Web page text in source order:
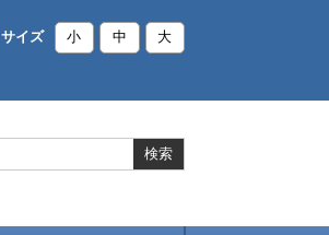
サイズ 小 中 大